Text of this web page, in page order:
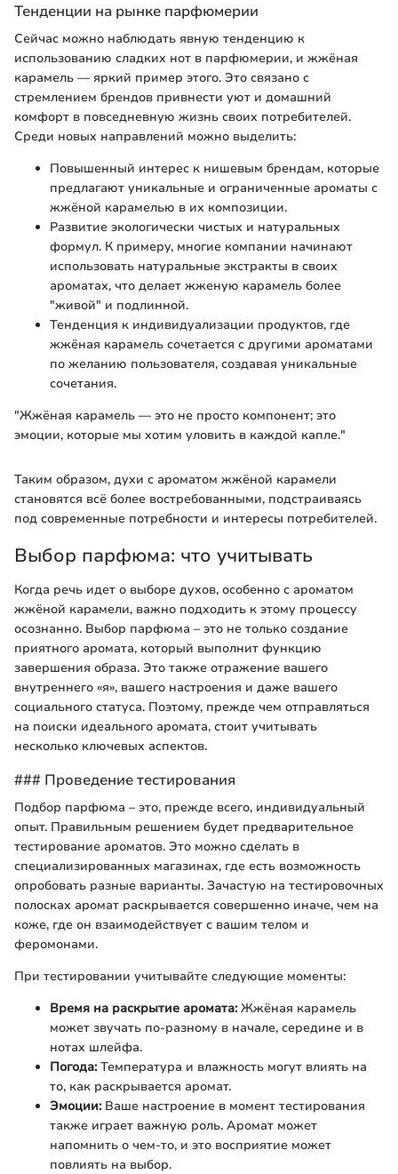
Тенденции на рынке парфюмерии
Сейчас можно наблюдать явную тенденцию к
использованию сладких нот в парфюмерии, и жжёная
карамель — яркий пример этого. Это связано с
стремлением брендов привнести уют и домашний
комфорт в повседневную жизнь своих потребителей.
Среди новых направлений можно выделить:
Повышенный интерес к нишевым брендам, которые
предлагают уникальные и ограниченные ароматы с
жжёной карамелью в их композиции.
Развитие экологически чистых и натуральных
формул. К примеру, многие компании начинают
использовать натуральные экстракты в своих
ароматах, что делает жженую карамель более
"живой" и подлинной.
Тенденция к индивидуализации продуктов, где
жжёная карамель сочетается с другими ароматами
по желанию пользователя, создавая уникальные
сочетания.
"Жжёная карамель — это не просто компонент; это
эмоции, которые мы хотим уловить в каждой капле."
Таким образом, духи с ароматом жжёной карамели
становятся всё более востребованными, подстраиваясь
под современные потребности и интересы потребителей.
Выбор парфюма: что учитывать
Когда речь идет о выборе духов, особенно с ароматом
жжёной карамели, важно подходить к этому процессу
осознанно. Выбор парфюма – это не только создание
приятного аромата, который выполнит функцию
завершения образа. Это также отражение вашего
внутреннего «я», вашего настроения и даже вашего
социального статуса. Поэтому, прежде чем отправляться
на поиски идеального аромата, стоит учитывать
несколько ключевых аспектов.
### Проведение тестирования
Подбор парфюма – это, прежде всего, индивидуальный
опыт. Правильным решением будет предварительное
тестирование ароматов. Это можно сделать в
специализированных магазинах, где есть возможность
опробовать разные варианты. Зачастую на тестировочных
полосках аромат раскрывается совершенно иначе, чем на
коже, где он взаимодействует с вашим телом и
феромонами.
При тестировании учитывайте следующие моменты:
Время на раскрытие аромата:Жжёная карамель
может звучать по-разному в начале, середине и в
нотах шлейфа.
Погода:Температура и влажность могут влиять на
то, как раскрывается аромат.
Эмоции:Ваше настроение в момент тестирования
также играет важную роль. Аромат может
напомнить о чем-то, и это восприятие может
повлиять на выбор.